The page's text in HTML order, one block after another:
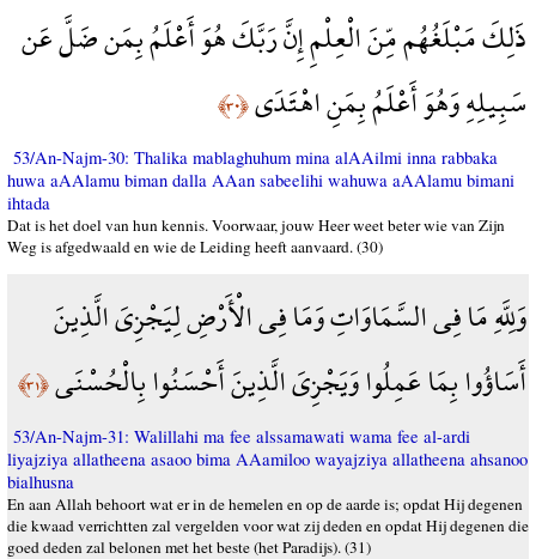
ذَلِكَ مَبْلَغُهُم مِّنَ الْعِلْمِ إِنَّ رَبَّكَ هُوَ أَعْلَمُ بِمَن ضَلَّ عَن
سَبِيلِهِ وَهُوَ أَعْلَمُ بِمَنِ اهْتَدَى﴿٣٠﴾
53/An-Najm-30: Thalika mablaghuhum mina alAAilmi inna rabbaka
huwa aAAlamu biman dalla AAan sabeelihi wahuwa aAAlamu bimani
ihtada
Dat is het doel van hun kennis. Voorwaar, jouw Heer weet beter wie van Zijn
Weg is afgedwaald en wie de Leiding heeft aanvaard. (30)
وَلِلَّهِ مَا فِي السَّمَاوَاتِ وَمَا فِي الْأَرْضِ لِيَجْزِيَ الَّذِينَ
أَسَاؤُوا بِمَا عَمِلُوا وَيَجْزِيَ الَّذِينَ أَحْسَنُوا بِالْحُسْنَى﴿٣١﴾
53/An-Najm-31: Walillahi ma fee alssamawati wama fee al-ardi
liyajziya allatheena asaoo bima AAamiloo wayajziya allatheena ahsanoo
bialhusna
En aan Allah behoort wat er in de hemelen en op de aarde is; opdat Hij degenen
die kwaad verrichtten zal vergelden voor wat zij deden en opdat Hij degenen die
goed deden zal belonen met het beste (het Paradijs). (31)